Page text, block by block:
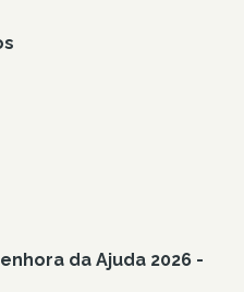
da Ajuda 2026 -